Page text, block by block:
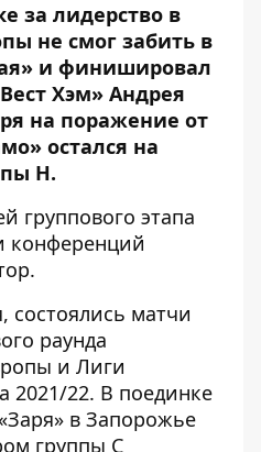
за лидерство в
не смог забить в
и финишировал
Хэм» Андрея
на поражение от
остался на
Н.
группового этапа
конференций
.
состоялись матчи
раунда
и Лиги
2021/22. В поединке
в Запорожье
группы С